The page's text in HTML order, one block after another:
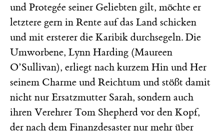
und Protegée seiner Geliebten gilt, möchte er
letztere gern in Rente auf das Land schicken
und mit ersterer die Karibik durchsegeln. Die
Umworbene, Lynn Harding (Maureen
O’Sullivan), erliegt nach kurzem Hin und Her
seinem Charme und Reichtum und stößt damit
nicht nur Ersatzmutter Sarah, sondern auch
ihren Verehrer Tom Shepherd vor den Kopf,
der nach dem Finanzdesaster nur mehr über